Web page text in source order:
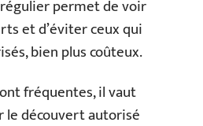
permet de voir
et d’éviter ceux qui
bien plus coûteux.
fréquentes, il vaut
le découvert autorisé